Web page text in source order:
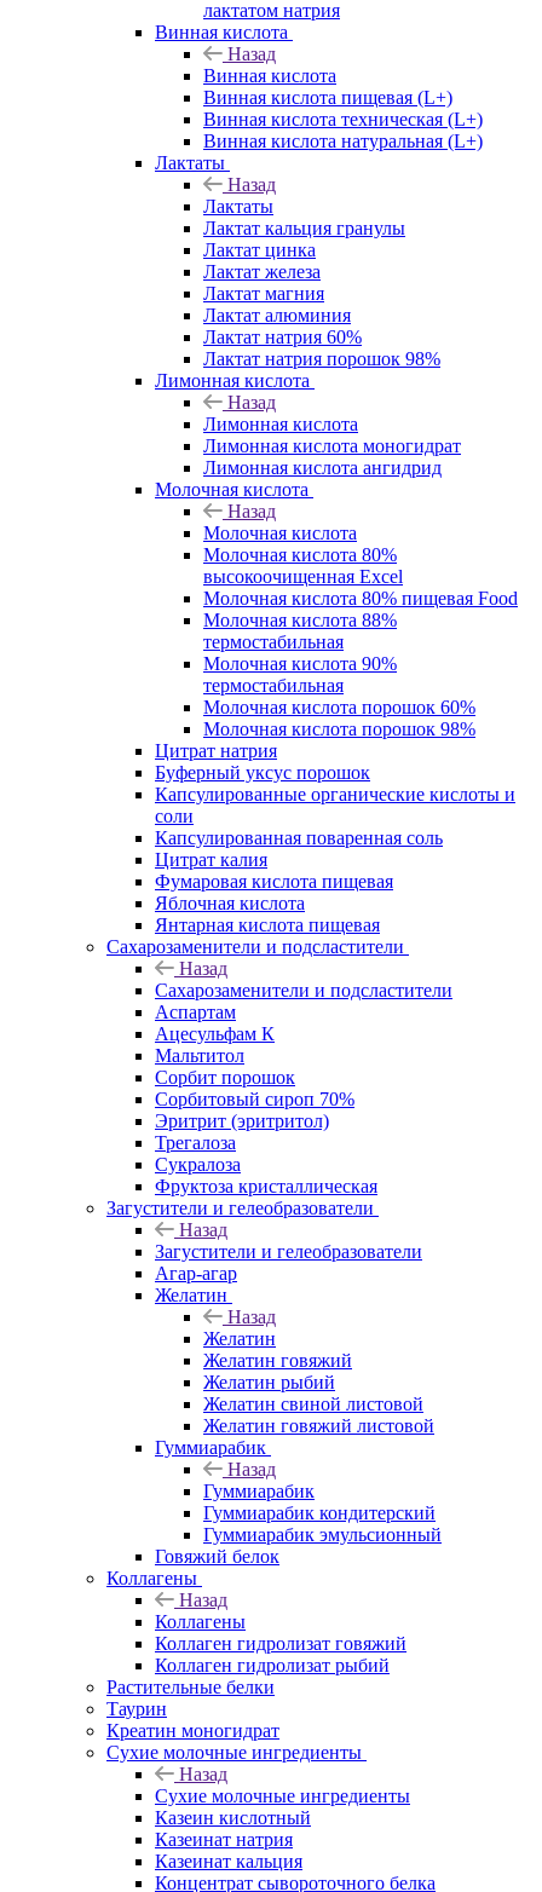
лактатом натрия
Винная кислота
Назад
Винная кислота
Винная кислота пищевая (L+)
Винная кислота техническая (L+)
Винная кислота натуральная (L+)
Лактаты
Назад
Лактаты
Лактат кальция гранулы
Лактат цинка
Лактат железа
Лактат магния
Лактат алюминия
Лактат натрия 60%
Лактат натрия порошок 98%
Лимонная кислота
Назад
Лимонная кислота
Лимонная кислота моногидрат
Лимонная кислота ангидрид
Молочная кислота
Назад
Молочная кислота
Молочная кислота 80%
высокоочищенная Excel
Молочная кислота 80% пищевая Food
Молочная кислота 88%
термостабильная
Молочная кислота 90%
термостабильная
Молочная кислота порошок 60%
Молочная кислота порошок 98%
Цитрат натрия
Буферный уксус порошок
Капсулированные органические кислоты и
соли
Капсулированная поваренная соль
Цитрат калия
Фумаровая кислота пищевая
Яблочная кислота
Янтарная кислота пищевая
Сахарозаменители и подсластители
Назад
Сахарозаменители и подсластители
Аспартам
Ацесульфам К
Мальтитол
Сорбит порошок
Сорбитовый сироп 70%
Эритрит (эритритол)
Трегалоза
Сукралоза
Фруктоза кристаллическая
Загустители и гелеобразователи
Назад
Загустители и гелеобразователи
Агар-агар
Желатин
Назад
Желатин
Желатин говяжий
Желатин рыбий
Желатин свиной листовой
Желатин говяжий листовой
Гуммиарабик
Назад
Гуммиарабик
Гуммиарабик кондитерский
Гуммиарабик эмульсионный
Говяжий белок
Коллагены
Назад
Коллагены
Коллаген гидролизат говяжий
Коллаген гидролизат рыбий
Растительные белки
Таурин
Креатин моногидрат
Сухие молочные ингредиенты
Назад
Сухие молочные ингредиенты
Казеин кислотный
Казеинат натрия
Казеинат кальция
Концентрат сывороточного белка